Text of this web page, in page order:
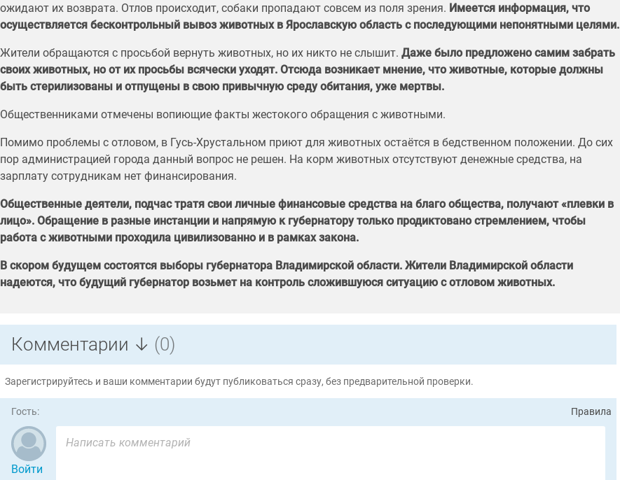
ожидают их возврата. Отлов происходит, собаки пропадают совсем из поля зрения. Имеется информация, что
осуществляется бесконтрольный вывоз животных в Ярославскую область с последующими непонятными целями.
Жители обращаются с просьбой вернуть животных, но их никто не слышит. Даже было предложено самим забрать
своих животных, но от их просьбы всячески уходят. Отсюда возникает мнение, что животные, которые должны
быть стерилизованы и отпущены в свою привычную среду обитания, уже мертвы.
Общественниками отмечены вопиющие факты жестокого обращения с животными.
Помимо проблемы с отловом, в Гусь-Хрустальном приют для животных остаётся в бедственном положении. До сих
пор администрацией города данный вопрос не решен. На корм животных отсутствуют денежные средства, на
зарплату сотрудникам нет финансирования.
Общественные деятели, подчас тратя свои личные финансовые средства на благо общества, получают «плевки в
лицо». Обращение в разные инстанции и напрямую к губернатору только продиктовано стремлением, чтобы
работа с животными проходила цивилизованно и в рамках закона.
В скором будущем состоятся выборы губернатора Владимирской области. Жители Владимирской области
надеются, что будущий губернатор возьмет на контроль сложившуюся ситуацию с отловом животных.
Комментарии ↓ (0)
Зарегистрируйтесь и ваши комментарии будут публиковаться сразу, без предварительной проверки.
Гость: Правила
Войти